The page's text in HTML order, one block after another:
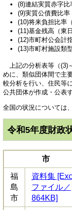
(8)連結実質赤字
(9)実質公債費比
(10)将来負担比率
(11)基金残高（東
(12)市町村公会計
(13)市町村施設類
上記の分析表等（(3)
めに、類似団体間で主
較分析を行い、住民等
公共団体が作成・公
全国の状況については
令和5年度財政
市
福
島
市
資料集
ファイル／
864KB]